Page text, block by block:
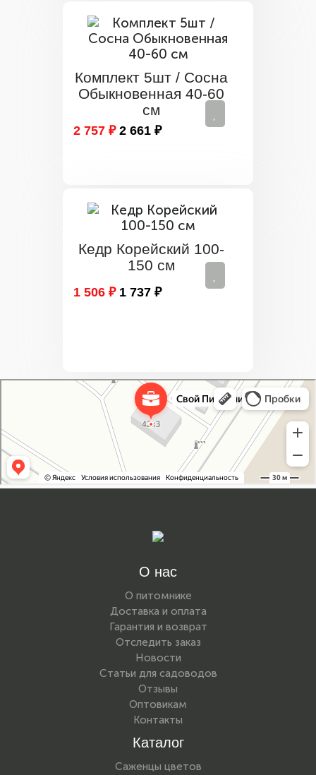
Комплект 5шт / Сосна
Обыкновенная 40-60
см
2 757 ₽ 2 661 ₽
Кедр Корейский 100-
150 см
1 506 ₽ 1 737 ₽
Питомник растений в Москве
Садовый центр в Москве
О нас
О питомнике
Доставка и оплата
Гарантия и возврат
Отследить заказ
Новости
Статьи для садоводов
Отзывы
Оптовикам
Контакты
Каталог
Саженцы цветов